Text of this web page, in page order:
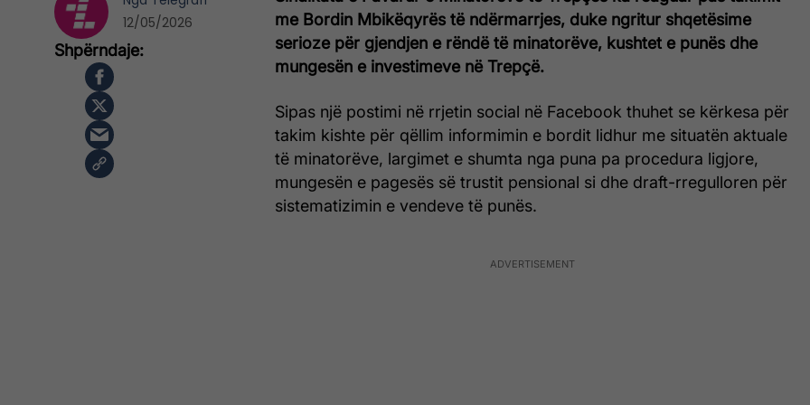
me Bordin Mbikëqyrës të ndërmarrjes, duke ngritur shqetësime
serioze për gjendjen e rëndë të minatorëve, kushtet e punës dhe
mungesën e investimeve në Trepçë.
Sipas një postimi në rrjetin social në Facebook thuhet se kërkesa për
takim kishte për qëllim informimin e bordit lidhur me situatën aktuale
të minatorëve, largimet e shumta nga puna pa procedura ligjore,
mungesën e pagesës së trustit pensional si dhe draft-rregulloren për
sistematizimin e vendeve të punës.
12/05/2026